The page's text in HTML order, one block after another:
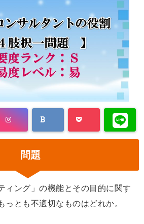
問題
ィング」の機能とその目的に関す
っとも不適切なものはどれか。